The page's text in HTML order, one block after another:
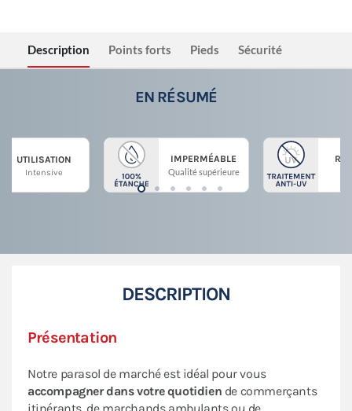
Description Points forts Pieds Sécurité
EN RÉSUMÉ
UTILISATION
Intensive
IMPERMÉABLE
Qualité supérieure
DESCRIPTION
Présentation
Notre parasol de marché est idéal pour vous
accompagner dans votre quotidien de commerçants